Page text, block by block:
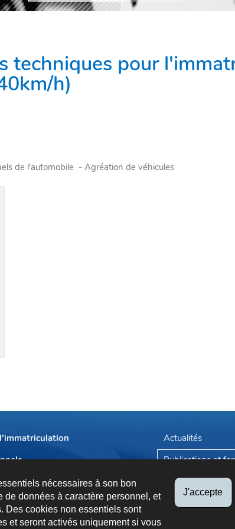
nécessaires à son bon
de données à caractère personnel, et
Des cookies non essentiels sont
et seront activés uniquement si vous
J'accepte
techniques pour
h)
de l'automobile - Agréation de véhicules
vous
Actualités
Publications et
Tarifs applicables